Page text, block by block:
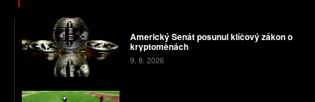
Americký Senát posunul klíčový zákon o
kryptoměnách
9. 8. 2026